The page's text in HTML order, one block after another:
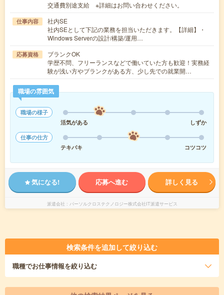
交通費別途支給 ※詳細はお問い合わせください。
仕事内容
社内SE
社内SEとして下記の業務を担当いただきます。【詳細】・
Windows Serverの設計/構築/運用…
応募資格
ブランクOK
学歴不問、フリーランスなどで働いていた方も歓迎！実務経
験が浅い方やブランクがある方、少し先での就業開…
職場の雰囲気
職場の様子
活気がある
しずか
仕事の仕方
テキパキ
コツコツ
気になる! 応募へ進む 詳しく見る
派遣会社 パーソルクロステクノロジー株式会社IT派遣サービス
検索条件を追加して絞り込む
職種でお仕事情報を絞り込む